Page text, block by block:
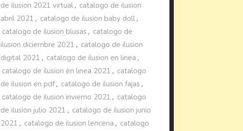
de ilusion 2021 virtual , catalogo de ilusion
abril 2021 , catalogo de ilusion baby doll ,
catalogo de ilusion blusas , catalogo de
ilusion diciembre 2021 , catalogo de ilusion
digital 2021 , catalogo de ilusion en linea ,
catalogo de ilusion en linea 2021 , catalogo
de ilusion en pdf, catalogo de ilusion fajas ,
catalogo de ilusion invierno 2021 , catalogo
de ilusion julio 2021 , catalogo de ilusion junio
2021 , catalogo de ilusion lenceria , catalogo